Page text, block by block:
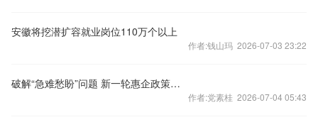
安徽将挖潜扩容就业岗位110万个以上
作者:钱山玛 2026-07-03 23:22
破解“急难愁盼”问题 新一轮惠企政策出台
作者:党素桂 2026-07-04 05:43